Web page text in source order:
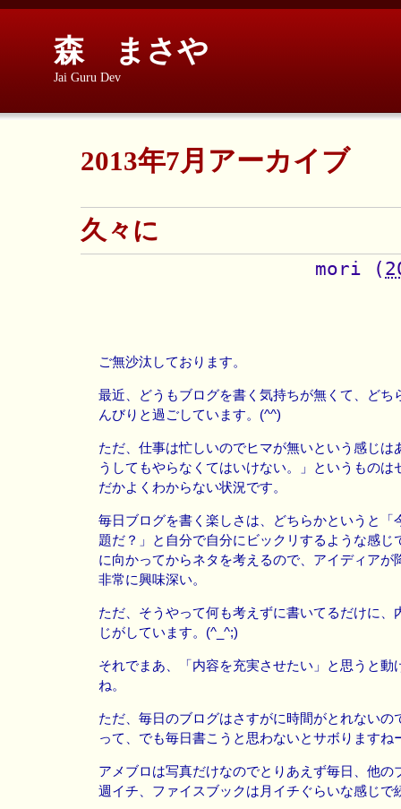
森 まさや
Jai Guru Dev
2013年7月アーカイブ
久々に
mori (
ご無沙汰しております。
最近、どうもブログを書く気持ちが無くて、どち
んびりと過ごしています。(^^)
ただ、仕事は忙しいのでヒマが無いという感じは
うしてもやらなくてはいけない。」というものは
だかよくわからない状況です。
毎日ブログを書く楽しさは、どちらかというと「
題だ？」と自分で自分にビックリするような感じ
に向かってからネタを考えるので、アイディアが
非常に興味深い。
ただ、そうやって何も考えずに書いてるだけに、
じがしています。(^_^;)
それでまあ、「内容を充実させたい」と思うと動
ね。
ただ、毎日のブログはさすがに時間がとれないの
って、でも毎日書こうと思わないとサボりますね
アメブロは写真だけなのでとりあえず毎日、他の
週イチ、ファイスブックは月イチぐらいな感じで